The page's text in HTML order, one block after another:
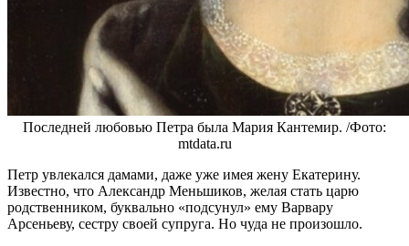
Последней любовью Петра была Мария Кантемир. /Фото:
mtdata.ru
Петр увлекался дамами, даже уже имея жену Екатерину.
Известно, что Александр Меньшиков, желая стать царю
родственником, буквально «подсунул» ему Варвару
Арсеньеву, сестру своей супруга. Но чуда не произошло.